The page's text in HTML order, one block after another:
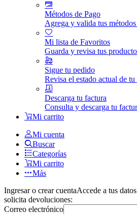
Métodos de Pago
Agrega y valida tus
Mi lista de Favoritos
Guarda y revisa tus
Sigue tu pedido
Revisa el estado actual de
Descarga tu factura
Consulta y descarga tu
Mi carrito
Mi cuenta
Buscar
Categorías
Mi carrito
Más
Ingresar o crear cuentaAccede a tus
solicita devoluciones:
Correo electrónico